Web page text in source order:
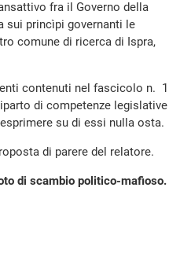
fra il Governo della
sui princìpi governanti le
comune di ricerca di Ispra,
contenuti nel fascicolo n. 1
di competenze legislative
su di essi nulla osta.
di parere del relatore.
di scambio politico-mafioso.